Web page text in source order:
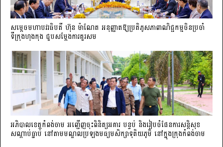
សម្តេចមហាបវរធិបតី ហ៊ុន ម៉ាណែត អនុញ្ញាតឱ្យប្រតិភូសភាពាណិជ្ជកម្មចិន​ប្រចាំ
ទីក្រុងហុងកុង ជួបសម្តែងការគួរសម
អភិបាលខេត្តកំពង់ចាម អញ្ជើញចុះពិនិត្យអគារ បន្ទប់ និងរៀបចំផែនការសន្តិសុខ
សណ្តាប់ធ្នាប់ នៅតាមមណ្ឌលប្រឡងមធ្យមសិក្សាទុតិយភូមិ នៅក្នុងក្រុងកំពង់ចាម